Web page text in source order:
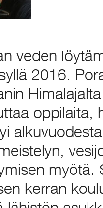
veden
2016.
oppilaita,
kerran